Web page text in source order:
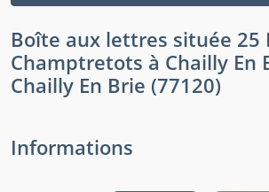
Boîte aux lettres située 25
Champtretots à Chailly En
Chailly En Brie (77120)
Informations